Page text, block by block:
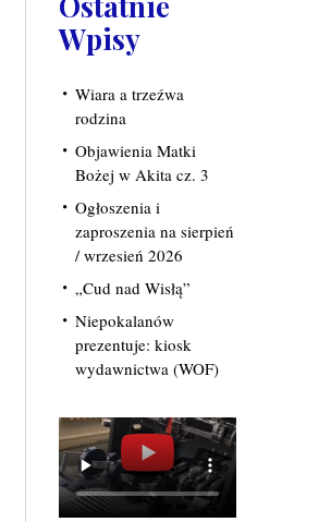
Wpisy
Wiara a trzeźwa
rodzina
Objawienia Matki
Bożej w Akita cz. 3
Ogłoszenia i
zaproszenia na sierpień
/ wrzesień 2026
„Cud nad Wisłą”
Niepokalanów
prezentuje: kiosk
wydawnictwa (WOF)